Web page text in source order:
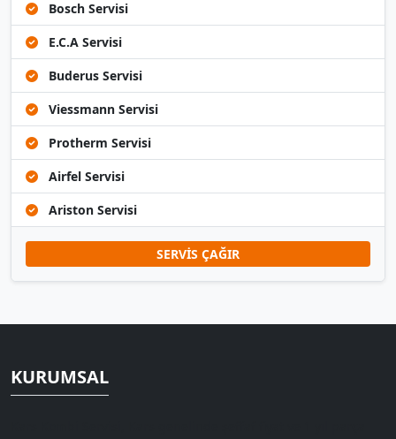
Bosch Servisi
E.C.A Servisi
Buderus Servisi
Viessmann Servisi
Protherm Servisi
Airfel Servisi
Ariston Servisi
SERVİS ÇAĞIR
KURUMSAL